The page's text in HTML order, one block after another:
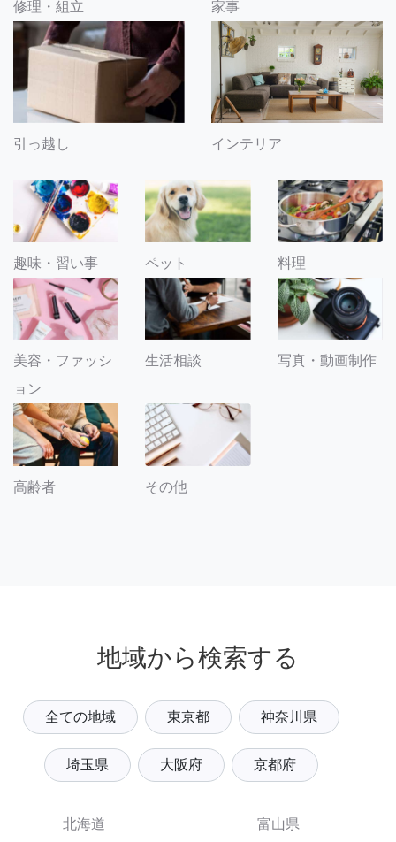
修理・組立 家事
引っ越し インテリア
趣味・習い事 ペット 料理
美容・ファッシ
ョン
生活相談 写真・動画制作
高齢者 その他
地域から検索する
全ての地域 東京都 神奈川県
埼玉県 大阪府 京都府
北海道
富山県